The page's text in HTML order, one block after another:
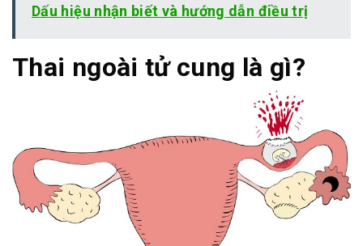
Dấu hiệu nhận biết và hướng dẫn điều trị
Thai ngoài tử cung là gì?